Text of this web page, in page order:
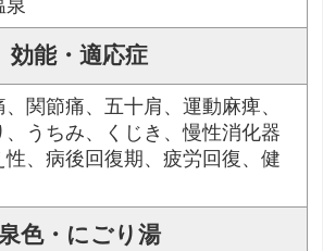
泉
効能・適応症
関節痛、五十肩、運動麻痺、
、うちみ、くじき、慢性消化器
、病後回復期、疲労回復、健
色・にごり湯